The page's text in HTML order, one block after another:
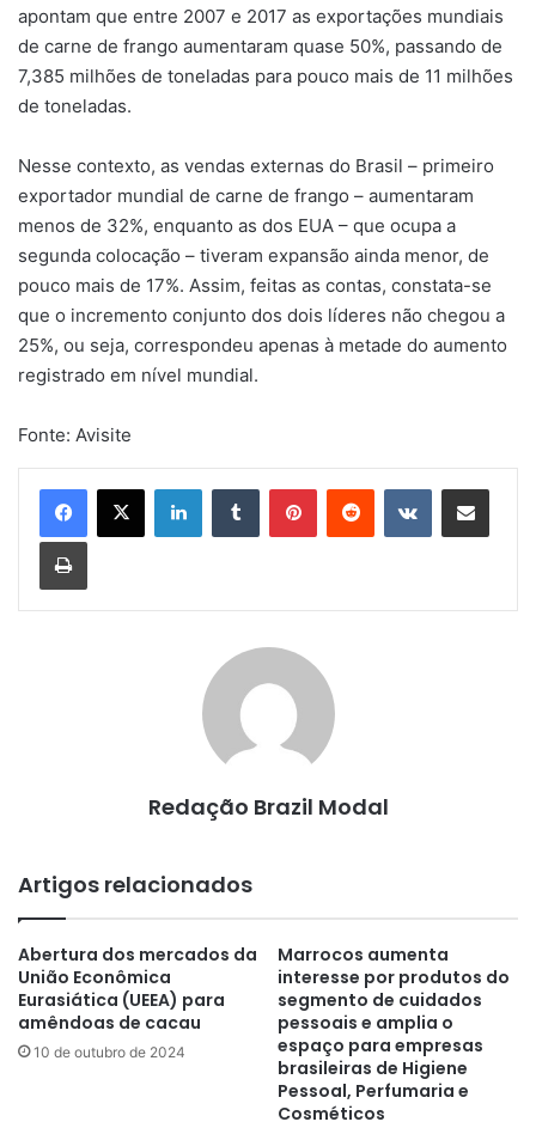
apontam que entre 2007 e 2017 as exportações mundiais
de carne de frango aumentaram quase 50%, passando de
7,385 milhões de toneladas para pouco mais de 11 milhões
de toneladas.
Nesse contexto, as vendas externas do Brasil – primeiro
exportador mundial de carne de frango – aumentaram
menos de 32%, enquanto as dos EUA – que ocupa a
segunda colocação – tiveram expansão ainda menor, de
pouco mais de 17%. Assim, feitas as contas, constata-se
que o incremento conjunto dos dois líderes não chegou a
25%, ou seja, correspondeu apenas à metade do aumento
registrado em nível mundial.
Fonte: Avisite
LinkedinTumblr PinterestReddit VK Compartilhar via e-mail
Imprimir
Redação Brazil Modal
Artigos relacionados
Abertura dos mercados da
União Econômica
Eurasiática (UEEA) para
amêndoas de cacau
10 de outubro de 2024
Marrocos aumenta
interesse por produtos do
segmento de cuidados
pessoais e amplia o
espaço para empresas
brasileiras de Higiene
Pessoal, Perfumaria e
Cosméticos